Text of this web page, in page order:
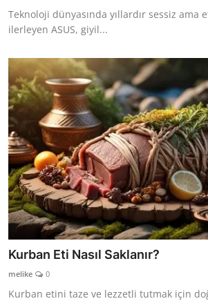
Teknoloji dünyasında yıllardır sessiz ama
ilerleyen ASUS, giyil...
Kurban Eti Nasıl Saklanır?
melike 0
Kurban etini taze ve lezzetli tutmak için